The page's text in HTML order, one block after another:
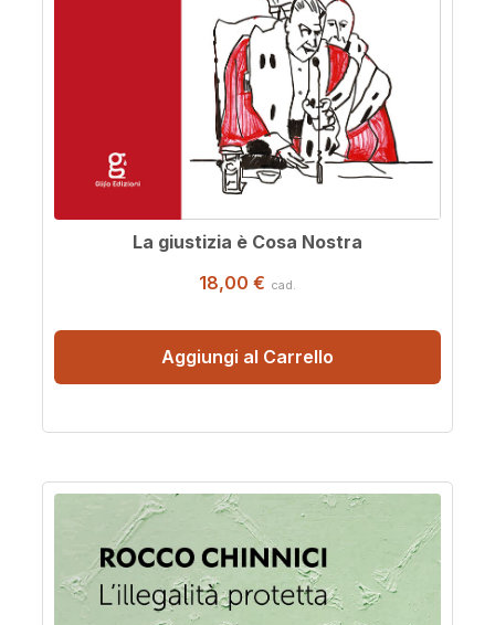
18,00 € cad.
La giustizia è Cosa Nostra
Aggiungi al Carrello